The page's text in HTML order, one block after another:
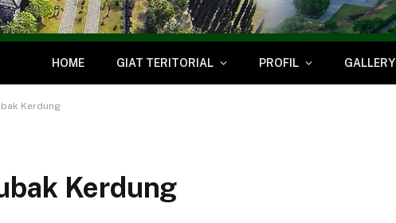
HOME GIAT TERITORIAL PROFIL GALLERY
Kerdung
Kerdung